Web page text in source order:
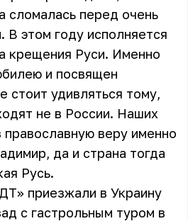
сломалась перед очень
В этом году исполняется
крещения Руси. Именно
и посвящен
стоит удивляться тому,
не в России. Наших
веру именно
да и страна тогда
Русь.
приезжали в Украину
с гастрольным туром в